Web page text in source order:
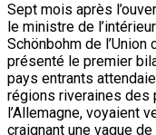
Sept mois après
le ministre de
Schönbohm de
présenté le premier
pays entrants
régions riveraines des
l’Allemagne, voyaient
craignant une vague